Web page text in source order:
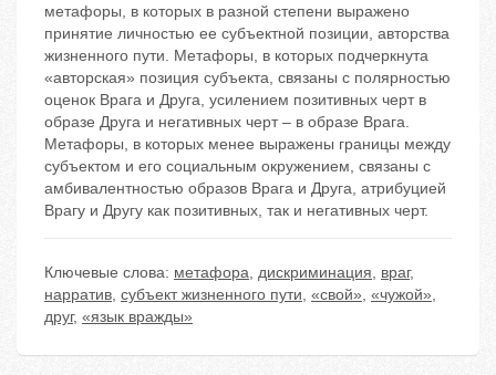
метафоры, в которых в разной степени выражено
принятие личностью ее субъектной позиции, авторства
жизненного пути. Метафоры, в которых подчеркнута
«авторская» позиция субъекта, связаны с полярностью
оценок Врага и Друга, усилением позитивных черт в
образе Друга и негативных черт – в образе Врага.
Метафоры, в которых менее выражены границы между
субъектом и его социальным окружением, связаны с
амбивалентностью образов Врага и Друга, атрибуцией
Врагу и Другу как позитивных, так и негативных черт.
Ключевые слова: метафора, дискриминация, враг,
нарратив, субъект жизненного пути, «свой», «чужой»,
друг, «язык вражды»